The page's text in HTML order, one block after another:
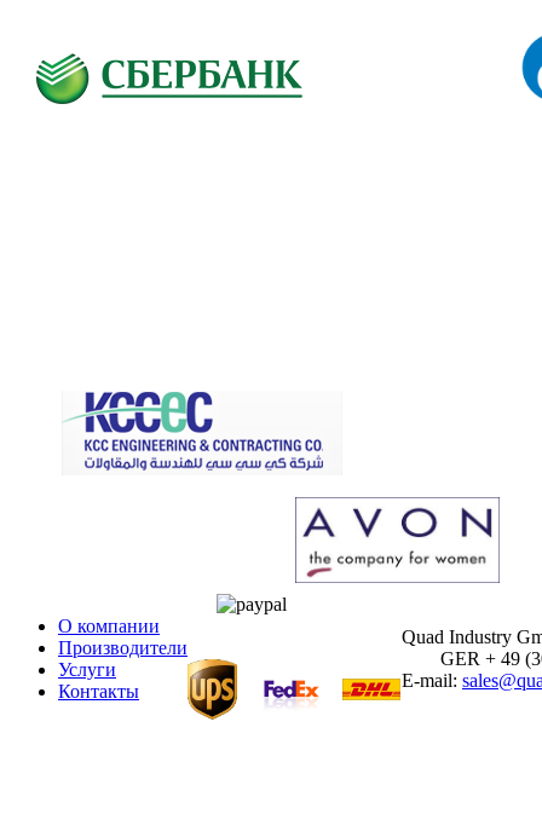
О компании
Производители
Услуги
Контакты
Quad Industry
GER + 49
E-mail: